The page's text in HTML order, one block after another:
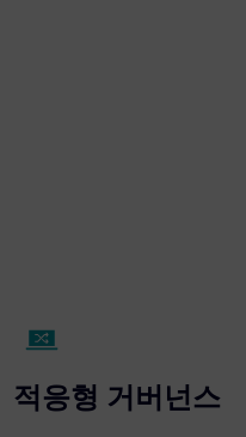
적응형 거버넌스